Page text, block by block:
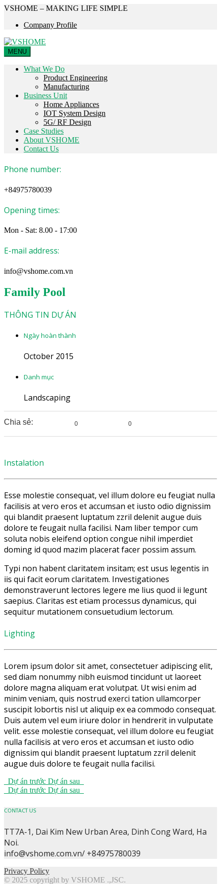
VSHOME – MAKING LIFE SIMPLE
Company Profile
MENU
What We Do
Product Engineering
Manufacturing
Business Unit
Home Appliances
IOT System Design
5G/ RF Design
Case Studies
About VSHOME
Contact Us
Phone number:
+84975780039
Opening times:
Mon - Sat: 8.00 - 17:00
E-mail address:
info@vshome.com.vn
Family Pool
THÔNG TIN DỰ ÁN
Ngày hoàn thành
October 2015
Danh mục
Landscaping
Chia sẻ: 0 0
Instalation
Esse molestie consequat, vel illum dolore eu feugiat nulla
facilisis at vero eros et accumsan et iusto odio dignissim
qui blandit praesent luptatum zzril delenit augue duis
dolore te feugait nulla facilisi. Nam liber tempor cum
soluta nobis eleifend option congue nihil imperdiet
doming id quod mazim placerat facer possim assum.
Typi non habent claritatem insitam; est usus legentis in
iis qui facit eorum claritatem. Investigationes
demonstraverunt lectores legere me lius quod ii legunt
saepius. Claritas est etiam processus dynamicus, qui
sequitur mutationem consuetudium lectorum.
Lighting
Lorem ipsum dolor sit amet, consectetuer adipiscing elit,
sed diam nonummy nibh euismod tincidunt ut laoreet
dolore magna aliquam erat volutpat. Ut wisi enim ad
minim veniam, quis nostrud exerci tation ullamcorper
suscipit lobortis nisl ut aliquip ex ea commodo consequat.
Duis autem vel eum iriure dolor in hendrerit in vulputate
velit. esse molestie consequat, vel illum dolore eu feugiat
nulla facilisis at vero eros et accumsan et iusto odio
dignissim qui blandit praesent luptatum zzril delenit
augue duis dolore te feugait nulla facilisi.
Dự án trước Dự án sau
Dự án trước Dự án sau
CONTACT US
TT7A-1, Dai Kim New Urban Area, Dinh Cong Ward, Ha
Noi.
info@vshome.com.vn/ +84975780039
Privacy Policy
© 2025 copyright by VSHOME .,JSC.